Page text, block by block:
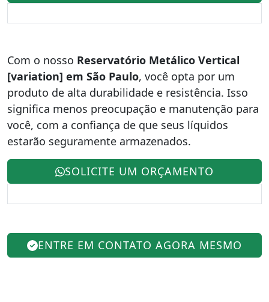
Com o nosso Reservatório Metálico Vertical
[variation] em São Paulo, você opta por um
produto de alta durabilidade e resistência. Isso
significa menos preocupação e manutenção para
você, com a confiança de que seus líquidos
estarão seguramente armazenados.
SOLICITE UM ORÇAMENTO
ENTRE EM CONTATO AGORA MESMO